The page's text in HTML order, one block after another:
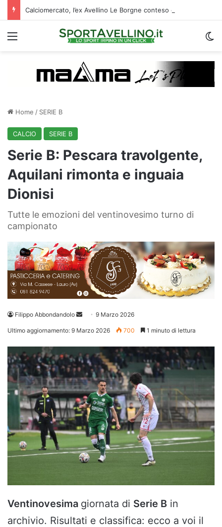
Menu
Home / SERIE B
CALCIO SERIE B
Serie B: Pescara travolgente,
Aquilani rimonta e inguaia
Dionisi
Tutte le emozioni del ventinovesimo turno di
campionato
Filippo Abbondandolo
Invia 9 Marzo 2026
Ultimo aggiornamento: 9 Marzo 2026 700 1 minuto di lettura
Ventinovesima giornata di Serie B in
archivio. Risultati e classifica: ecco a voi il